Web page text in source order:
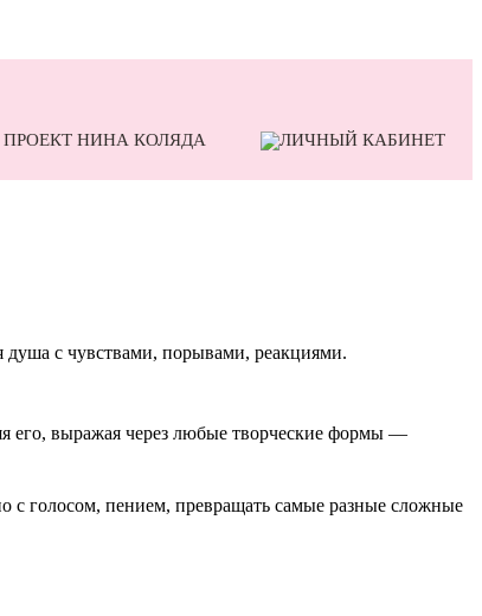
ПРОЕКТ НИНА КОЛЯДА
с чувствами, порывами, реакциями.
его, выражая через любые творческие формы —
с голосом, пением, превращать самые разные сложные